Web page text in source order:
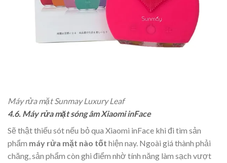
Máy rửa mặt Sunmay Luxury Leaf
4.6. Máy rửa mặt sóng âm Xiaomi inFace
Sẽ thật thiếu sót nếu bỏ qua Xiaomi inFace khi đi tìm sản
phẩm máy rửa mặt nào tốt hiện nay. Ngoài giá thành phải
chăng, sản phẩm còn ghi điểm nhờ tính năng làm sạch vượt